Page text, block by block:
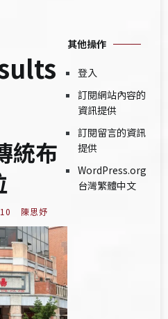
統布
陳思妤
其他操作
登入
訂閱網站內容的
資訊提供
訂閱留言的資訊
提供
WordPress.org
台灣繁體中文